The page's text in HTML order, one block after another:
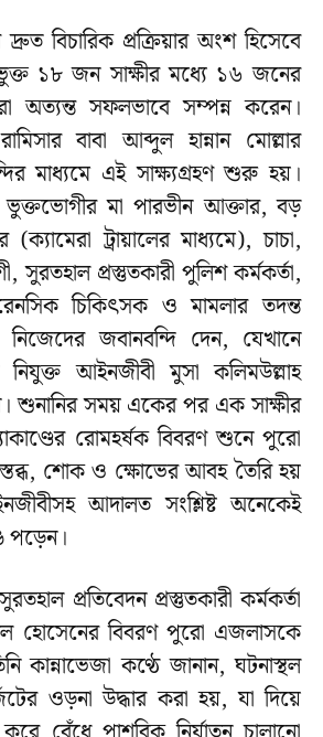
বিচারিক প্রক্রিয়ার অংশ হিসেবে
১৮ জন সাক্ষীর মধ্যে ১৬ জনের
অত্যন্ত সফলভাবে সম্পন্ন করেন।
বাবা আব্দুল হান্নান মোল্লার
মাধ্যমে এই সাক্ষ্যগ্রহণ শুরু হয়।
ভুক্তভোগীর মা পারভীন আক্তার, বড়
ট্রায়ালের মাধ্যমে), চাচা,
সুরতহাল প্রস্তুতকারী পুলিশ কর্মকর্তা,
চিকিৎসক ও মামলার তদন্ত
জবানবন্দি দেন, যেখানে
নিযুক্ত আইনজীবী মুসা কলিমউল্লাহ
শুনানির সময় একের পর এক সাক্ষীর
রোমহর্ষক বিবরণ শুনে পুরো
শোক ও ক্ষোভের আবহ তৈরি হয়
আদালত সংশ্লিষ্ট অনেকেই
পড়েন।
প্রতিবেদন প্রস্তুতকারী কর্মকর্তা
হোসেনের বিবরণ পুরো এজলাসকে
কান্নাভেজা কণ্ঠে জানান, ঘটনাস্থল
ওড়না উদ্ধার করা হয়, যা দিয়ে